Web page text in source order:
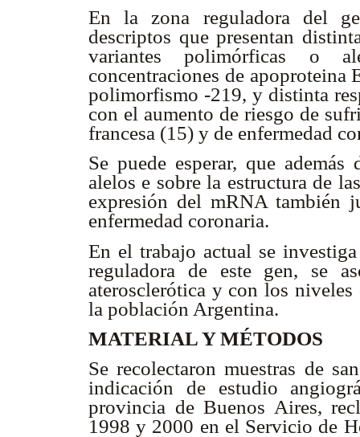
En la zona reguladora del
descriptos que presentan
variantes polimórficas o
concentraciones de apoproteina
polimorfismo -219, y distinta
con el aumento de riesgo de
francesa (15) y de enfermedad
Se puede esperar, que
alelos e sobre la estructura de
expresión del mRNA también
enfermedad coronaria.
En el trabajo actual se
reguladora de este gen, se
aterosclerótica y con los
la población Argentina.
MATERIAL Y MÉTODOS
Se recolectaron muestras de
indicación de estudio
provincia de Buenos Aires,
1998 y 2000 en el Servicio de